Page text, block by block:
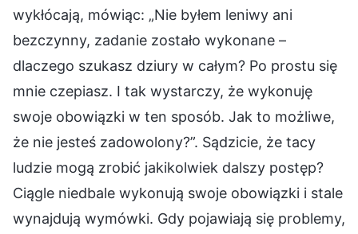
wykłócają, mówiąc: „Nie byłem leniwy ani
bezczynny, zadanie zostało wykonane –
dlaczego szukasz dziury w całym? Po prostu się
mnie czepiasz. I tak wystarczy, że wykonuję
swoje obowiązki w ten sposób. Jak to możliwe,
że nie jesteś zadowolony?”. Sądzicie, że tacy
ludzie mogą zrobić jakikolwiek dalszy postęp?
Ciągle niedbale wykonują swoje obowiązki i stale
wynajdują wymówki. Gdy pojawiają się problemy,